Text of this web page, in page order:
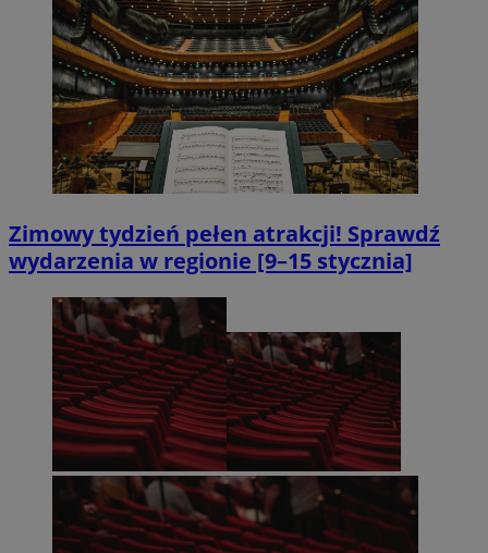
Zimowy tydzień pełen atrakcji! Sprawdź
wydarzenia w regionie [9–15 stycznia]